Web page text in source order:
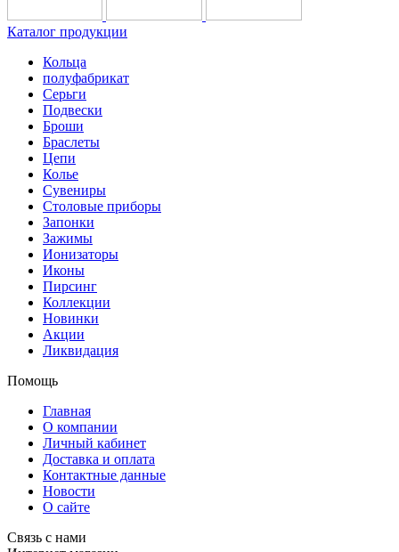
Каталог продукции
Кольца
полуфабрикат
Серьги
Подвески
Броши
Браслеты
Цепи
Колье
Сувениры
Столовые приборы
Запонки
Зажимы
Ионизаторы
Иконы
Пирсинг
Коллекции
Новинки
Акции
Ликвидация
Помощь
Главная
О компании
Личный кабинет
Доставка и оплата
Контактные данные
Новости
О сайте
Связь с нами